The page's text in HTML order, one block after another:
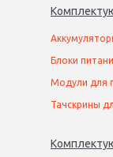
Блоки
Модули для
Тачскрины